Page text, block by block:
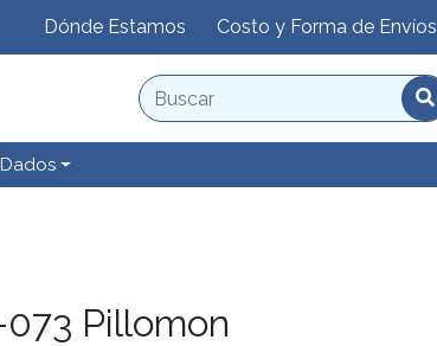
Dónde Estamos Costo y Forma de Envíos
Dados
073 Pillomon